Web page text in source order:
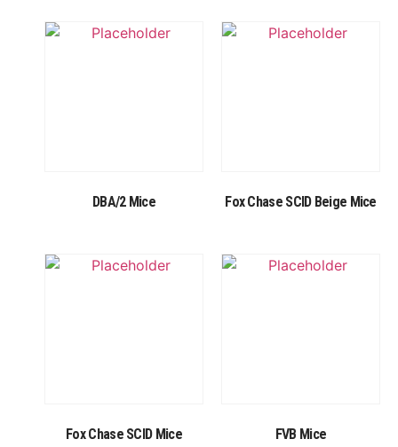
DBA/2 Mice Fox Chase SCID Beige Mice
Fox Chase SCID Mice FVB Mice